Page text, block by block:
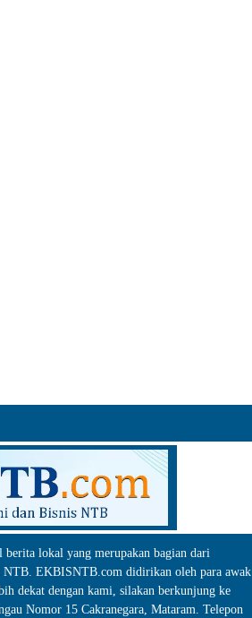
lokal yang merupakan bagian dari
EKBISNTB.com didirikan oleh para awak
dekat dengan kami, silakan berkunjung ke
Nomor 15 Cakranegara, Mataram. Telepon